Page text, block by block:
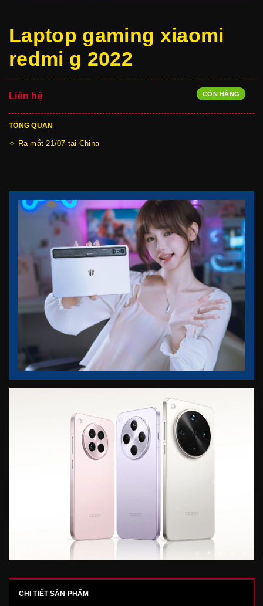
Laptop gaming xiaomi
redmi g 2022
Liên hệ CÒN HÀNG
TỔNG QUAN
✧ Ra mắt 21/07 tại China
CHI TIẾT SẢN PHẨM